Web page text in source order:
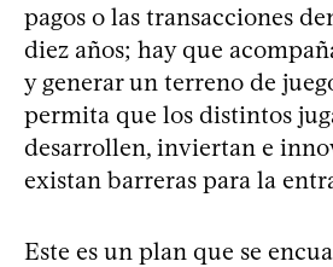
pagos o las transacciones
diez años; hay que
y generar un terreno de
permita que los distintos
desarrollen, inviertan e
existan barreras para la
Este es un plan que se